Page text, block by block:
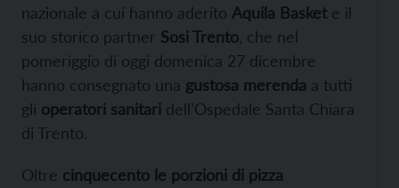
nazionale a cui hanno aderito Aquila Baskete il
suo storico partner Sosi Trento , che nel
pomeriggio di oggi domenica 27 dicembre
hanno consegnato una gustosa merenda a tutti
gli operatori sanitari dell’Ospedale Santa Chiara
di Trento.
Oltre cinquecento le porzioni di pizza